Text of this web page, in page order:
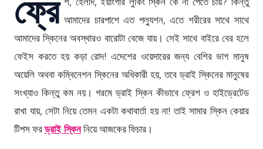
আমাদের চারপাশে এত পল্যুশন, এতে শরীরের সাথে সাথে
আমাদের স্কিনের অবস্থারও বারোটা বেজে যায়। সেই সাথে বাইরে বের হলে
ফেইস করতে হয় কড়া রোদ! এদেশের ওয়েদারের জন্য বেশির ভাগ মানুষ
অয়েলি অথবা কম্বিনেশন স্কিনের অধিকারী হয়, তবে ড্রাই স্কিনের মানুষের
সংখ্যাও কিন্তু কম নয়। গরমে ড্রাই স্কিন কীভাবে ফ্রেশ ও হাইড্রেটেড
রাখা যায়, সেটা নিয়ে তেমন একটা কথাবার্তা হয় না! তাই সামার স্কিন কেয়ার
টিপস ফরড্রাই স্কিননিয়ে আজকের ফিচার।